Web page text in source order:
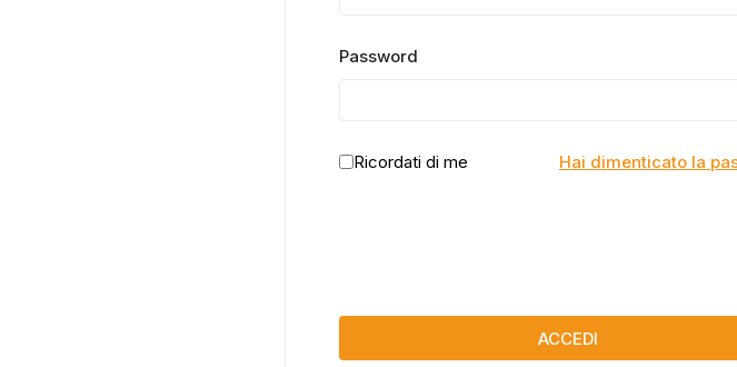
Password
Ricordati di me Hai dimenticato la
ACCEDI